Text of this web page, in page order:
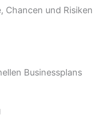
Chancen und Risiken
Businessplans